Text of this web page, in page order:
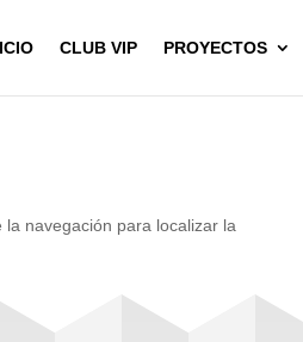
CLUB VIP PROYECTOS
navegación para localizar la